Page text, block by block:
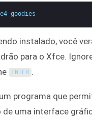
-goodies
instalado, você
para o Xfce.
ENTER .
programa que
uma interface